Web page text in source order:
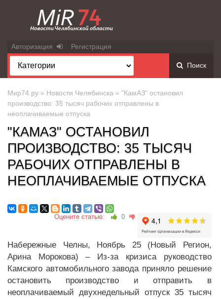
Авторизация Регистрация
Поиск
Мир74.ру » Новости Челябинска » "КамАЗ" остановил
производство: 35 тысяч рабочих отправлены в
неоплачиваемые отпуска
"КАМАЗ" ОСТАНОВИЛ
ПРОИЗВОДСТВО: 35 ТЫСЯЧ
РАБОЧИХ ОТПРАВЛЕНЫ В
НЕОПЛАЧИВАЕМЫЕ ОТПУСКА
Оцените статью: 0
Набережные Челны, Ноябрь 25 (Новый Регион,
Арина Морокова) – Из-за кризиса руководство
Камского автомобильного завода приняло решение
остановить производство и отправить в
неоплачиваемый двухнедельный отпуск 35 тысяч